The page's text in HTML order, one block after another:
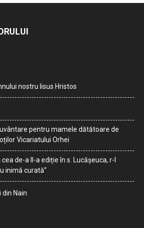
nostru Iisus Hristos
pentru mamele dătătoare de
Vicariatului Orhei
de-a II-a ediție în s. Lucășeuca, r-l
inimă curată”
din Nain